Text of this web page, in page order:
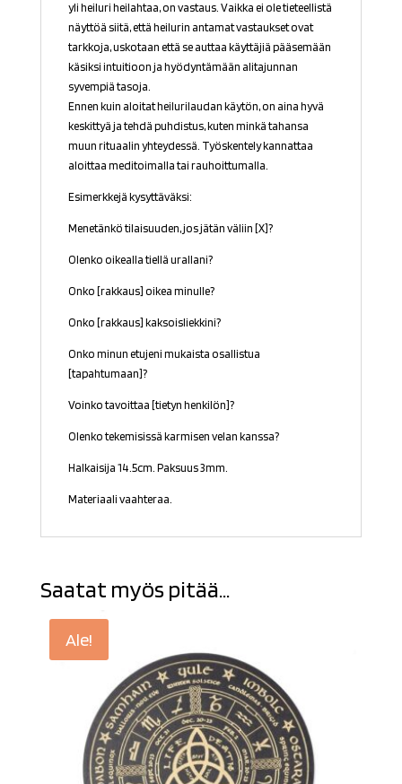
yli heiluri heilahtaa, on vastaus. Vaikka ei ole tieteellistä
näyttöä siitä, että heilurin antamat vastaukset ovat
tarkkoja, uskotaan että se auttaa käyttäjiä pääsemään
käsiksi intuitioon ja hyödyntämään alitajunnan
syvempiä tasoja.
Ennen kuin aloitat heilurilaudan käytön, on aina hyvä
keskittyä ja tehdä puhdistus, kuten minkä tahansa
muun rituaalin yhteydessä. Työskentely kannattaa
aloittaa meditoimalla tai rauhoittumalla.
Esimerkkejä kysyttäväksi:
Menetänkö tilaisuuden, jos jätän väliin [X]?
Olenko oikealla tiellä urallani?
Onko [rakkaus] oikea minulle?
Onko [rakkaus] kaksoisliekkini?
Onko minun etujeni mukaista osallistua
[tapahtumaan]?
Voinko tavoittaa [tietyn henkilön]?
Olenko tekemisissä karmisen velan kanssa?
Halkaisija 14.5cm. Paksuus 3mm.
Materiaali vaahteraa.
Saatat myös pitää...
Ale!